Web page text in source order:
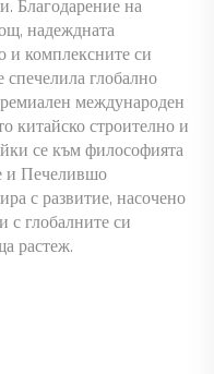
Благодарение на
надеждната
и комплексните си
спечелила глобално
международен
китайско строително и
се към философията
и Печелившо
с развитие, насочено
с глобалните си
растеж.